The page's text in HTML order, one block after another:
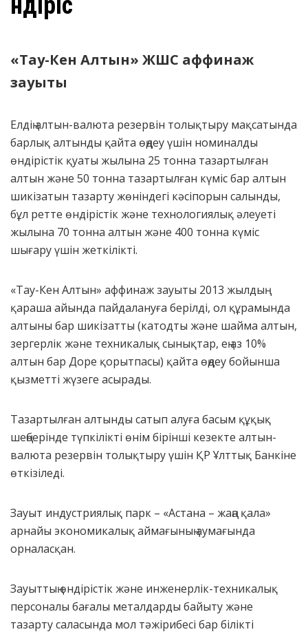
«Тау-Кен Алтын» ЖШС аффинаж
зауыты
Елдің алтын-валюта резервін толықтыру мақсатында
барлық алтынды қайта өңдеу үшін номиналды
өндірістік қуаты жылына 25 тонна тазартылған
алтын және 50 тонна тазартылған күміс бар алтын
шикізатын тазарту жөніндегі кәсіпорын салынды,
бұл ретте өндірістік және технологиялық әлеуеті
жылына 70 тонна алтын және 400 тонна күміс
шығару үшін жеткілікті.
«Тау-Кен Алтын» аффинаж зауыты 2013 жылдың
қараша айында пайдалануға берілді, ол құрамында
алтыны бар шикізатты (катодты және шайма алтын,
зергерлік және техникалық сынықтар, ең аз 10%
алтын бар Доре қорытпасы) қайта өңдеу бойынша
қызметті жүзеге асырады.
Тазартылған алтынды сатып алуға басым құқық
шеңберінде түпкілікті өнім бірінші кезекте алтын-
валюта резервін толықтыру үшін ҚР Ұлттық Банкіне
өткізіледі.
Зауыт индустриялық парк – «Астана – жаңа қала»
арнайы экономикалық аймағының аумағында
орналасқан.
Зауыттың өндірістік және инженерлік-техникалық
персоналы бағалы металдарды байыту және
тазарту саласында мол тәжірибесі бар білікті